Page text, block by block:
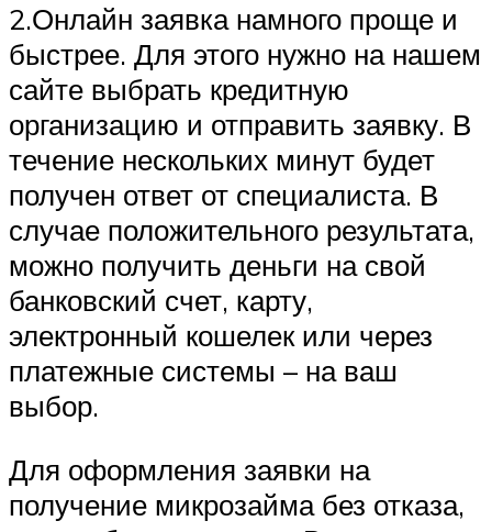
2.Онлайн заявка намного проще и
быстрее. Для этого нужно на нашем
сайте выбрать кредитную
организацию и отправить заявку. В
течение нескольких минут будет
получен ответ от специалиста. В
случае положительного результата,
можно получить деньги на свой
банковский счет, карту,
электронный кошелек или через
платежные системы – на ваш
выбор.
Для оформления заявки на
получение микрозайма без отказа,